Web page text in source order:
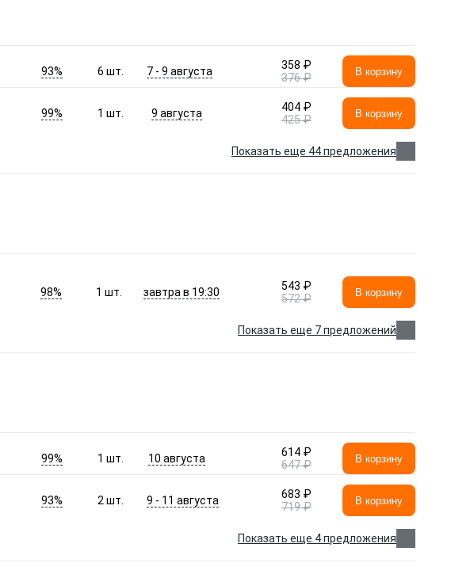
93% 6шт. 7 - 9 августа
358 ₽
376 ₽
В корзину
99% 1шт. 9 августа
404 ₽
425 ₽
В корзину
Показать еще 44 предложения
98% 1шт. завтра в 19:30
543 ₽
572 ₽
В корзину
Показать еще 7 предложений
99% 1шт. 10 августа
614 ₽
647 ₽
В корзину
93% 2шт. 9 - 11 августа
683 ₽
719 ₽
В корзину
Показать еще 4 предложения